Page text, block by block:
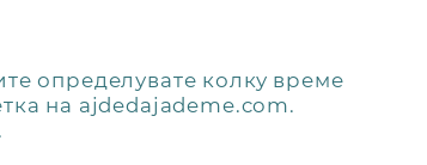
определувате колку време
на ajdedajademe.com.